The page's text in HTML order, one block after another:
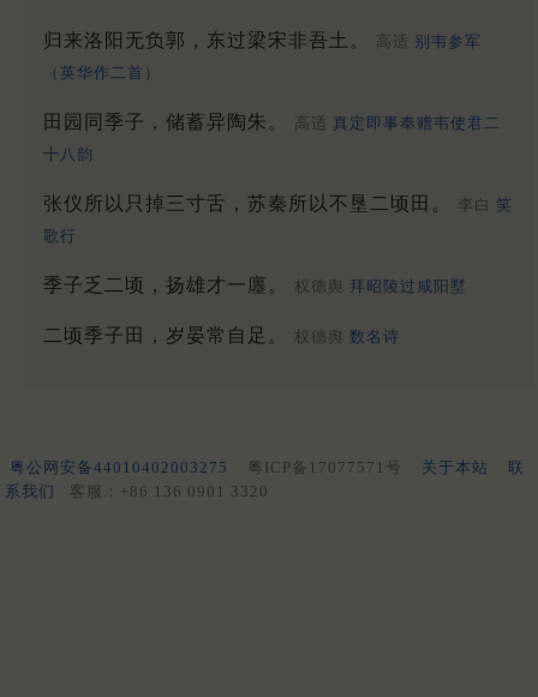
归来洛阳无负郭，东过梁宋非吾土。 高适 别韦参军
（英华作二首）
田园同季子，储蓄异陶朱。 高适 真定即事奉赠韦使君二
十八韵
张仪所以只掉三寸舌，苏秦所以不垦二顷田。 李白 笑
歌行
季子乏二顷，扬雄才一廛。 权德舆 拜昭陵过咸阳墅
二顷季子田，岁晏常自足。 权德舆 数名诗
粤公网安备44010402003275 粤ICP备17077571号 关于本站
联
系我们
客服：+86 136 0901 3320